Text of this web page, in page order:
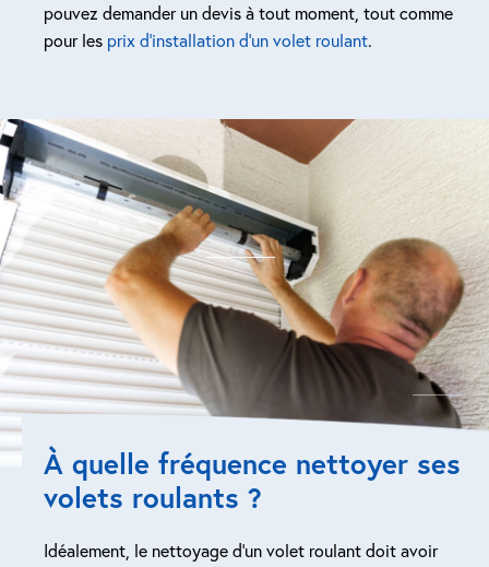
pouvez demander un devis à tout moment, tout comme
pour les prix d’installation d’un volet roulant.
À quelle fréquence nettoyer ses
volets roulants ?
Idéalement, le nettoyage d’un volet roulant doit avoir